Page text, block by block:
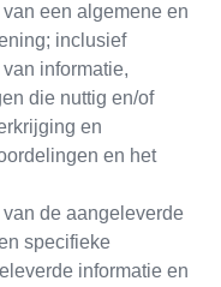
een algemene en
inclusief
informatie,
die nuttig en/of
en
en het
de aangeleverde
specifieke
informatie en